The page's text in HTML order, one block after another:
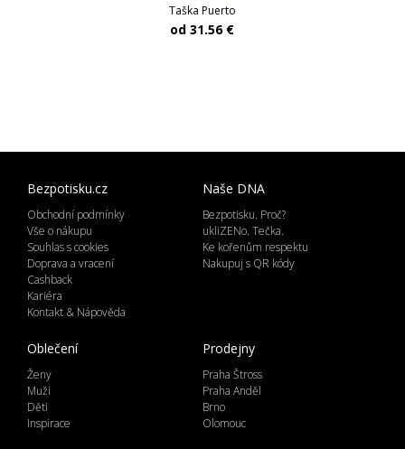
Taška Puerto
od 31.56 €
Bezpotisku.cz
Obchodní podmínky
Vše o nákupu
Souhlas s cookies
Doprava a vracení
Cashback
Kariéra
Kontakt & Nápověda
Naše DNA
Bezpotisku. Proč?
ukliZENo. Tečka.
Ke kořenům respektu
Nakupuj s QR kódy
Oblečení
Ženy
Muži
Děti
Inspirace
Prodejny
Praha Štross
Praha Anděl
Brno
Olomouc